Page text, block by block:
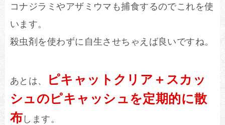
コナジラミやアザミウマも捕食するのでこれを使
います。
殺虫剤を使わずに自生させちゃえば良いですね。
あとは、
ピキャットクリア＋スカッ
シュのピキャッシュを定期的に散
布 します。